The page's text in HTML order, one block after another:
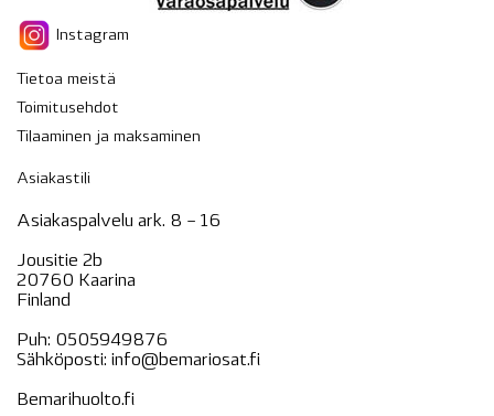
Instagram
Tietoa meistä
Toimitusehdot
Tilaaminen ja maksaminen
Asiakastili
Asiakaspalvelu ark. 8 – 16
Jousitie 2b
20760 Kaarina
Finland
Puh: 0505949876
Sähköposti: info@bemariosat.fi
Bemarihuolto.fi